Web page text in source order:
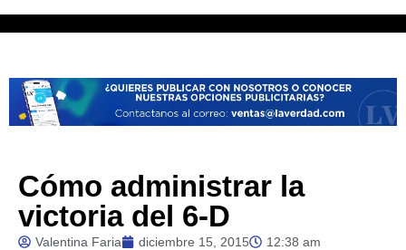
Cómo administrar la
victoria del 6-D
Valentina Faria diciembre 15, 2015
12:38 am